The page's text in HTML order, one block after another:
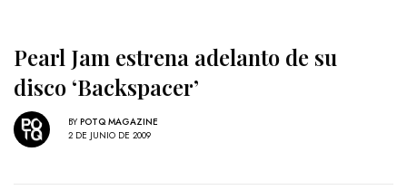
Pearl Jam estrena adelanto de su
disco ‘Backspacer’
BY POTQ MAGAZINE
2 DE JUNIO DE 2009